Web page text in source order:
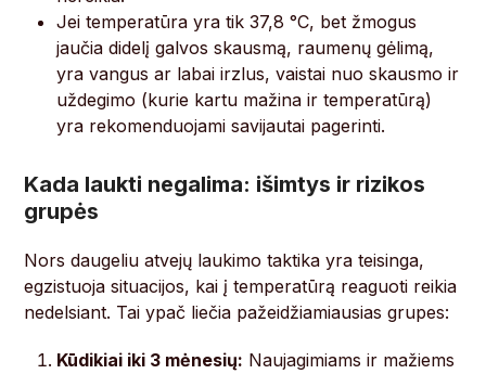
Jei temperatūra yra tik 37,8 °C, bet žmogus
jaučia didelį galvos skausmą, raumenų gėlimą,
yra vangus ar labai irzlus, vaistai nuo skausmo ir
uždegimo (kurie kartu mažina ir temperatūrą)
yra rekomenduojami savijautai pagerinti.
Kada laukti negalima: išimtys ir rizikos
grupės
Nors daugeliu atvejų laukimo taktika yra teisinga,
egzistuoja situacijos, kai į temperatūrą reaguoti reikia
nedelsiant. Tai ypač liečia pažeidžiamiausias grupes:
Kūdikiai iki 3 mėnesių: Naujagimiams ir mažiems